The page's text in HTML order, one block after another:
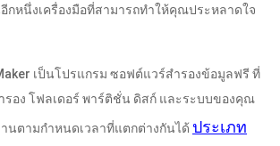
กหนึ่งเครื่องมือที่สามารถทำให้คุณประหลาดใจ
เป็นโปรแกรม ซอฟต์แวร์สำรองข้อมูลฟรี ที่
อง โฟลเดอร์ พาร์ติชั่น ดิสก์ และระบบของคุณ
นตามกำหนดเวลาที่แตกต่างกันได้ ประเภท